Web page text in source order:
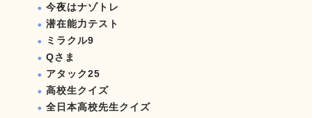
今夜はナゾトレ
潜在能力テスト
ミラクル9
Qさま
アタック25
高校生クイズ
全日本高校先生クイズ